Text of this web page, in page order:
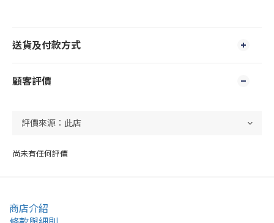
送貨及付款方式
顧客評價
尚未有任何評價
商店介紹